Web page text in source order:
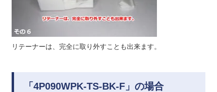
リテーナーは、完全に取り外すことも出来ます。
「4P090WPK-TS-BK-F」の場合